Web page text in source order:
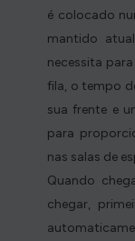
é colocado
mantido
necessita
fila, o tempo
sua frente e
para
nas salas de
Quando
chegar,